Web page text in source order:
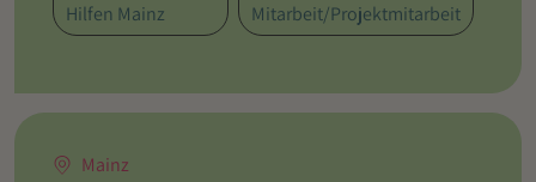
Hilfen Mainz
Mitarbeit/Projektmitarbeit
Mainz